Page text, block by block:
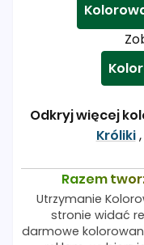
Odkryj więcej
Króliki,
Razem
Utrzymanie
stronie widać
darmowe